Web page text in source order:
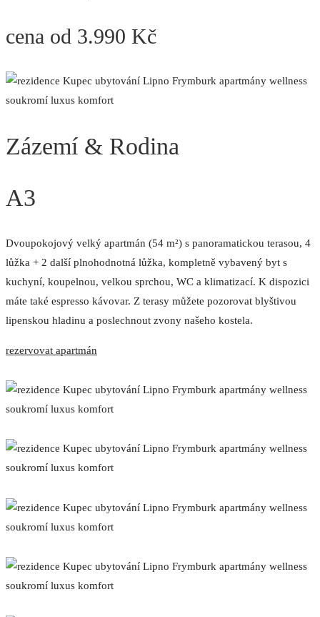
cena od 3.990 Kč
Zázemí & Rodina
A3
Dvoupokojový velký apartmán (54 m²) s panoramatickou terasou, 4
lůžka + 2 další plnohodnotná lůžka, kompletně vybavený byt s
kuchyní, koupelnou, velkou sprchou, WC a klimatizací. K dispozici
máte také espresso kávovar. Z terasy můžete pozorovat blyštivou
lipenskou hladinu a poslechnout zvony našeho kostela.
rezervovat apartmán